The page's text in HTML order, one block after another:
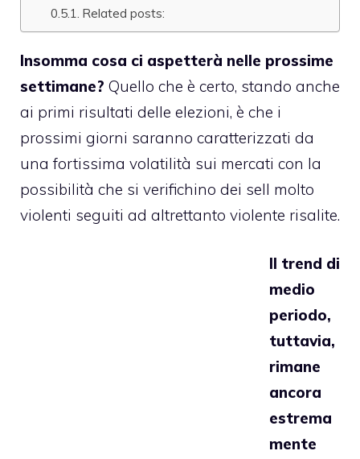
Related posts:
Insomma cosa ci aspetterà nelle prossime
settimane? Quello che è certo, stando anche
ai primi risultati delle elezioni, è che i
prossimi giorni saranno caratterizzati da
una fortissima volatilità sui mercati con la
possibilità che si verifichino dei sell molto
violenti seguiti ad altrettanto violente risalite.
Il trend di
medio
periodo,
tuttavia,
rimane
ancora
estrema
mente